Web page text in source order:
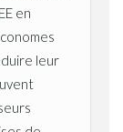
en
leur